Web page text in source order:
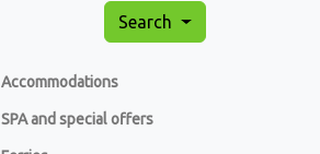
Search
Accommodations
SPA and special offers